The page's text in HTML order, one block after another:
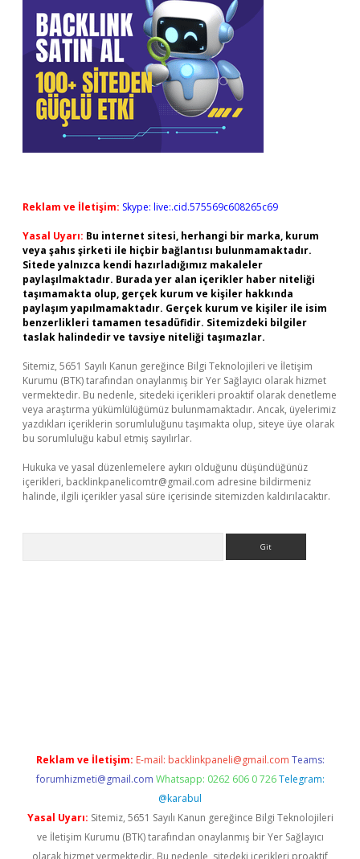
Reklam ve İletişim: Skype: live:.cid.575569c608265c69
Yasal Uyarı: Bu internet sitesi, herhangi bir marka, kurum
veya şahıs şirketi ile hiçbir bağlantısı bulunmamaktadır.
Sitede yalnızca kendi hazırladığımız makaleler
paylaşılmaktadır. Burada yer alan içerikler haber niteliği
taşımamakta olup, gerçek kurum ve kişiler hakkında
paylaşım yapılmamaktadır. Gerçek kurum ve kişiler ile isim
benzerlikleri tamamen tesadüfidir. Sitemizdeki bilgiler
taslak halindedir ve tavsiye niteliği taşımazlar.
Sitemiz, 5651 Sayılı Kanun gereğince Bilgi Teknolojileri ve İletişim
Kurumu (BTK) tarafından onaylanmış bir Yer Sağlayıcı olarak hizmet
vermektedir. Bu nedenle, sitedeki içerikleri proaktif olarak denetleme
veya araştırma yükümlülüğümüz bulunmamaktadır. Ancak, üyelerimiz
yazdıkları içeriklerin sorumluluğunu taşımakta olup, siteye üye olarak
bu sorumluluğu kabul etmiş sayılırlar.
Hukuka ve yasal düzenlemelere aykırı olduğunu düşündüğünüz
içerikleri, backlinkpanelicomtr@gmail.com adresine bildirmeniz
halinde, ilgili içerikler yasal süre içerisinde sitemizden kaldırılacaktır.
Reklam ve İletişim: E-mail: backlinkpaneli@gmail.com Teams:
forumhizmeti@gmail.com Whatsapp: 0262 606 0 726 Telegram:
@karabul
Yasal Uyarı: Sitemiz, 5651 Sayılı Kanun gereğince Bilgi Teknolojileri
ve İletişim Kurumu (BTK) tarafından onaylanmış bir Yer Sağlayıcı
olarak hizmet vermektedir. Bu nedenle, sitedeki içerikleri proaktif